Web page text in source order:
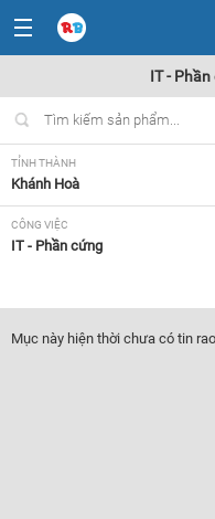
IT -
TỈNH THÀNH
Khánh Hoà
CÔNG VIỆC
IT - Phần cứng
Tất cả
Mục này hiện thời chưa có tin